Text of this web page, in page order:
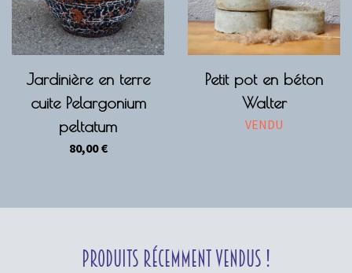
Jardinière en terre
cuite Pelargonium
peltatum
80,00€
Petit pot en béton
Walter
VENDU
Produits récemment vendus !